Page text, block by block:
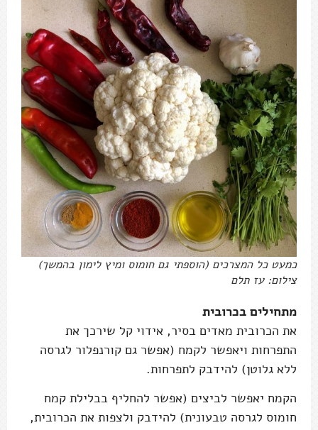
כמעט כל המצרכים (הוספתי גם חומוס ומיץ לימון בהמשך)
צילום: עז תלם
מתחילים בכרובית
את הכרובית מאדים בסיר, אידוי קל שירכך את
התפרחות ויאפשר לקמח (אפשר גם קורנפלור לגרסה
ללא גלוטן) להידבק לתפרחות.
הקמח יאפשר לביצים (אפשר להחליף בבלילת קמח
חומוס לגרסה טבעונית) להידבק ולצפות את הכרובית,